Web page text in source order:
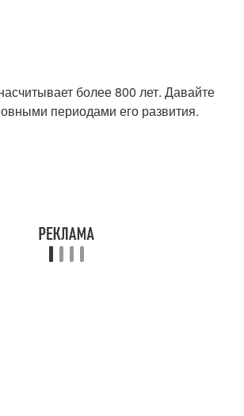
более 800 лет. Давайте
периодами его развития.